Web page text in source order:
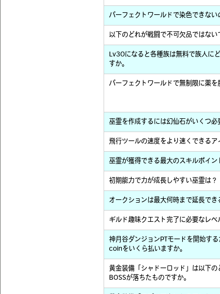
パーフェクトワールドで染色できない
以下のどれが戦闘で不可欠品ではない
Lv30になると各種族は無料で族人に
すか。
パーフェクトワールドで無制限に薬を
巫霊を作成するには幻仙石がいくつ必
飛行ツールの速度をより速くできるア
巫霊が獲得できる最大のスキルポイン
初期能力で力が成長しやすい巫霊は？
オークションは最大何時まで延長でき
ギルド趣味クエスト完了に必要なレベ
神月谷ダンジョンPTモードを開始す
coinをいくら払いますか。
黄金装備「シャドーロッド」は以下の
BOSSが落ちたものですか。